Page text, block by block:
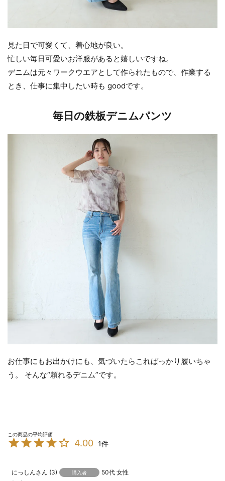
見た目で可愛くて、着心地が良い。
忙しい毎日可愛いお洋服があると嬉しいですね。
デニムは元々ワークウエアとして作られたもので、作業する
とき、仕事に集中したい時も goodです。
毎日の鉄板デニムパンツ
お仕事にもお出かけにも、気づいたらこればっかり履いちゃ
う。 そんな“頼れるデニム”です。
4.00 1
にっしん 3 購入者 50代 女性